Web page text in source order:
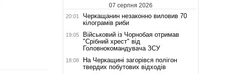
07 серпня 2026
20:01
Черкащанин незаконно виловив 70
кілограмів риби
19:05
Військовий із Чорнобая отримав
"Срібний хрест" від
Головнокомандувача ЗСУ
18:08
На Черкащині загорівся полігон
твердих побутових відходів